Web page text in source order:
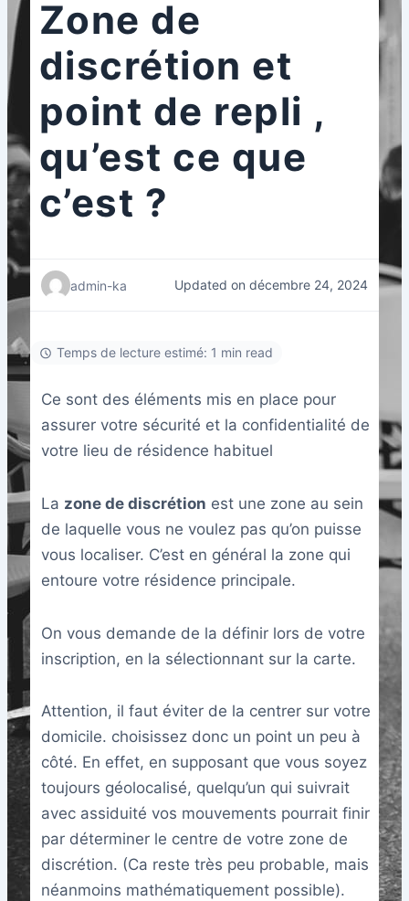
Zone de
discrétion et
point de repli ,
qu’est ce que
c’est ?
admin-ka Updated on décembre 24, 2024
Temps de lecture estimé: 1 min read
Ce sont des éléments mis en place pour
assurer votre sécurité et la confidentialité de
votre lieu de résidence habituel
La zone de discrétion est une zone au sein
de laquelle vous ne voulez pas qu’on puisse
vous localiser. C’est en général la zone qui
entoure votre résidence principale.
On vous demande de la définir lors de votre
inscription, en la sélectionnant sur la carte.
Attention, il faut éviter de la centrer sur votre
domicile. choisissez donc un point un peu à
côté. En effet, en supposant que vous soyez
toujours géolocalisé, quelqu’un qui suivrait
avec assiduité vos mouvements pourrait finir
par déterminer le centre de votre zone de
discrétion. (Ca reste très peu probable, mais
néanmoins mathématiquement possible).